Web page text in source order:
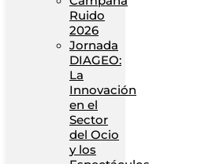
Ruido
2026
Jornada
DIAGEO:
La
Innovación
en el
Sector
del Ocio
y los